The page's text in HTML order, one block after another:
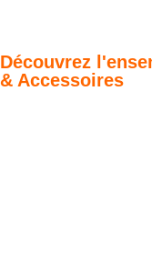
Découvrez
& Accessoires